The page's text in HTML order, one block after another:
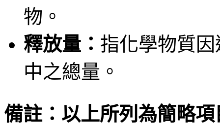
物。
釋放量： 指化學物質
中之總量。
備註：以上所列為簡略